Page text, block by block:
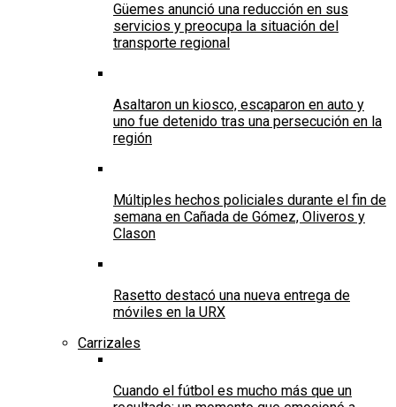
Güemes anunció una reducción en sus
servicios y preocupa la situación del
transporte regional
Asaltaron un kiosco, escaparon en auto y
uno fue detenido tras una persecución en la
región
Múltiples hechos policiales durante el fin de
semana en Cañada de Gómez, Oliveros y
Clason
Rasetto destacó una nueva entrega de
móviles en la URX
Carrizales
Cuando el fútbol es mucho más que un